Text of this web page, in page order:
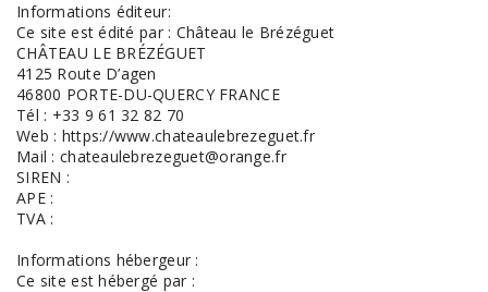
Informations éditeur:
Ce site est édité par : Château le Brézéguet
CHÂTEAU LE BRÉZÉGUET
4125 Route D’agen
46800 PORTE-DU-QUERCY FRANCE
Tél : +33 9 61 32 82 70
Web : https://www.chateaulebrezeguet.fr
Mail : chateaulebrezeguet@orange.fr
SIREN :
APE :
TVA :
Informations hébergeur :
Ce site est hébergé par :